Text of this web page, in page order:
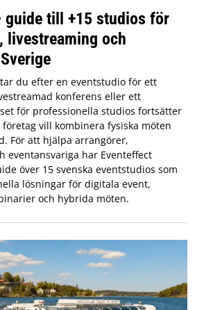
guide till +15 studios för
livestreaming och
du efter en eventstudio för ett
konferens eller ett
för professionella studios fortsätter
vill kombinera fysiska möten
För att hjälpa arrangörer,
eventansvariga har Eventeffect
över 15 svenska eventstudios som
lösningar för digitala event,
och hybrida möten.